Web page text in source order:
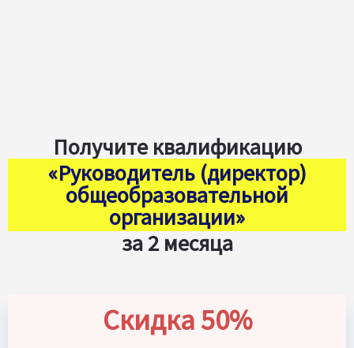
Получите квалификацию
«Руководитель (директор)
общеобразовательной
организации»
за 2 месяца
Скидка 50%